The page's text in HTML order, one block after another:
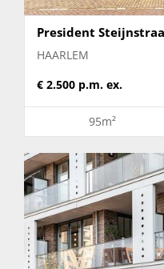
President
HAARLEM
€ 2.500 p.m. ex.
95m²